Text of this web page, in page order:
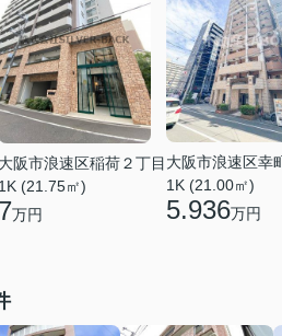
大阪市浪速区稲荷２丁目
1K (21.75㎡)
7万円
大阪市浪速区幸
1K (21.00㎡)
5.936万円